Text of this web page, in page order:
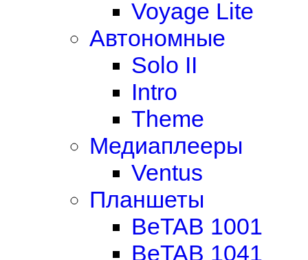
Voyage Lite
Автономные
Solo II
Intro
Theme
Медиаплееры
Ventus
Планшеты
BeTAB 1001
BeTAB 1041